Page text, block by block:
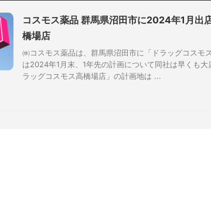
コスモス薬品 群馬県沼田市に2024年1月出
橋場店
㈱コスモス薬品は、群馬県沼田市に「ドラッグコスモ
は2024年1月末、1年先の計画について同社は早くも
ラッグコスモス高橋場店」の計画地は ...